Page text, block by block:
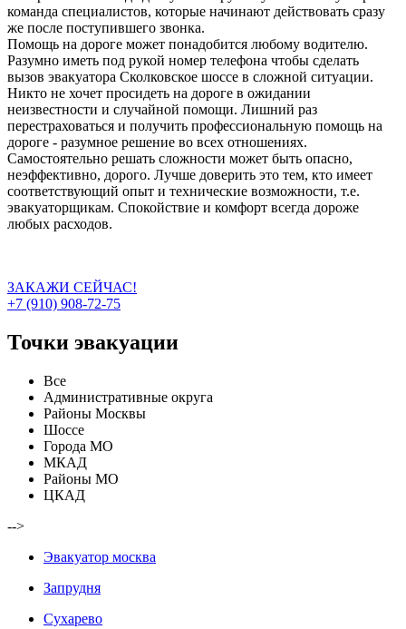
команда специалистов, которые начинают действовать сразу
же после поступившего звонка.
Помощь на дороге может понадобится любому водителю.
Разумно иметь под рукой номер телефона чтобы сделать
вызов эвакуатора Сколковское шоссе в сложной ситуации.
Никто не хочет просидеть на дороге в ожидании
неизвестности и случайной помощи. Лишний раз
перестраховаться и получить профессиональную помощь на
дороге - разумное решение во всех отношениях.
Самостоятельно решать сложности может быть опасно,
неэффективно, дорого. Лучше доверить это тем, кто имеет
соответствующий опыт и технические возможности, т.е.
эвакуаторщикам. Спокойствие и комфорт всегда дороже
любых расходов.
ЗАКАЖИ СЕЙЧАС!
+7 (910) 908-72-75
Точки эвакуации
Все
Административные округа
Районы Москвы
Шоссе
Города МО
МКАД
Районы МО
ЦКАД
-->
Эвакуатор москва
Запрудня
Сухарево